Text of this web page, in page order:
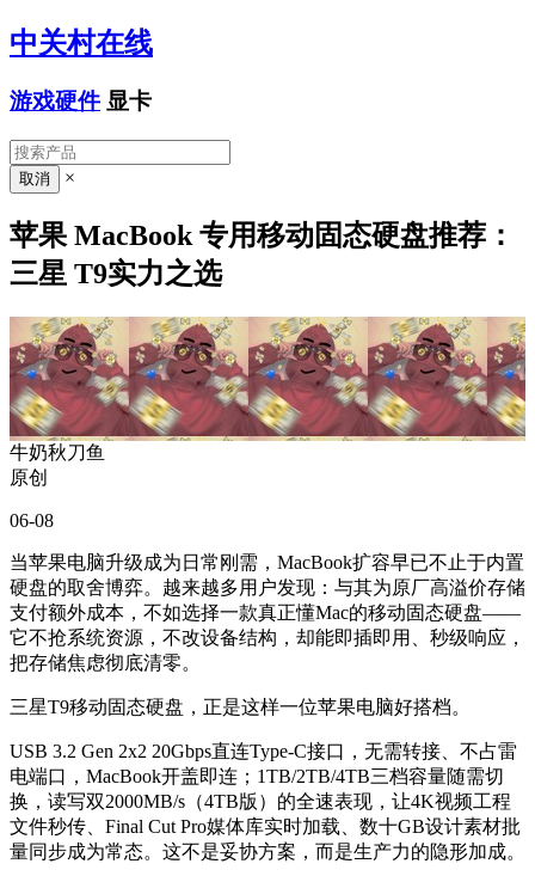
中关村在线
游戏硬件 显卡
×
苹果 MacBook 专用移动固态硬盘推荐：
三星 T9实力之选
牛奶秋刀鱼
原创
06-08
当苹果电脑升级成为日常刚需，MacBook扩容早已不止于内置
硬盘的取舍博弈。越来越多用户发现：与其为原厂高溢价存储
支付额外成本，不如选择一款真正懂Mac的移动固态硬盘——
它不抢系统资源，不改设备结构，却能即插即用、秒级响应，
把存储焦虑彻底清零。
三星T9移动固态硬盘，正是这样一位苹果电脑好搭档。
USB 3.2 Gen 2x2 20Gbps直连Type-C接口，无需转接、不占雷
电端口，MacBook开盖即连；1TB/2TB/4TB三档容量随需切
换，读写双2000MB/s（4TB版）的全速表现，让4K视频工程
文件秒传、Final Cut Pro媒体库实时加载、数十GB设计素材批
量同步成为常态。这不是妥协方案，而是生产力的隐形加成。